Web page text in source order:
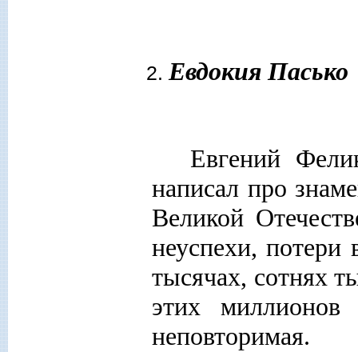
Евдокия Пасько
Евгений
написал про
Великой
неуспехи, потери
тысячах, сотнях
этих
неповторимая.